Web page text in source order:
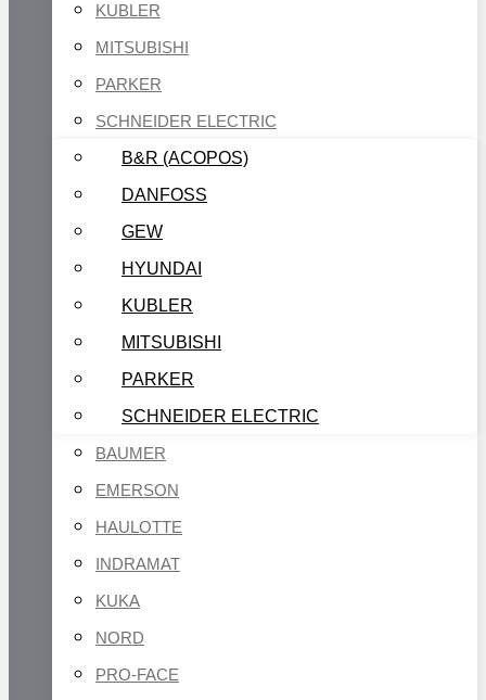
KUBLER
MITSUBISHI
PARKER
SCHNEIDER ELECTRIC
B&R (ACOPOS)
DANFOSS
GEW
HYUNDAI
KUBLER
MITSUBISHI
PARKER
SCHNEIDER ELECTRIC
BAUMER
EMERSON
HAULOTTE
INDRAMAT
KUKA
NORD
PRO-FACE